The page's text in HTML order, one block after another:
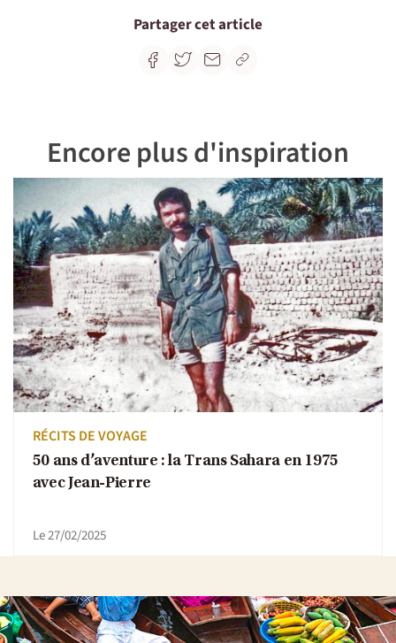
Partager cet article
Encore plus d'inspiration
RÉCITS DE VOYAGE
50 ans d’aventure : la Trans Sahara en 1975
avec Jean-Pierre
Le 27/02/2025